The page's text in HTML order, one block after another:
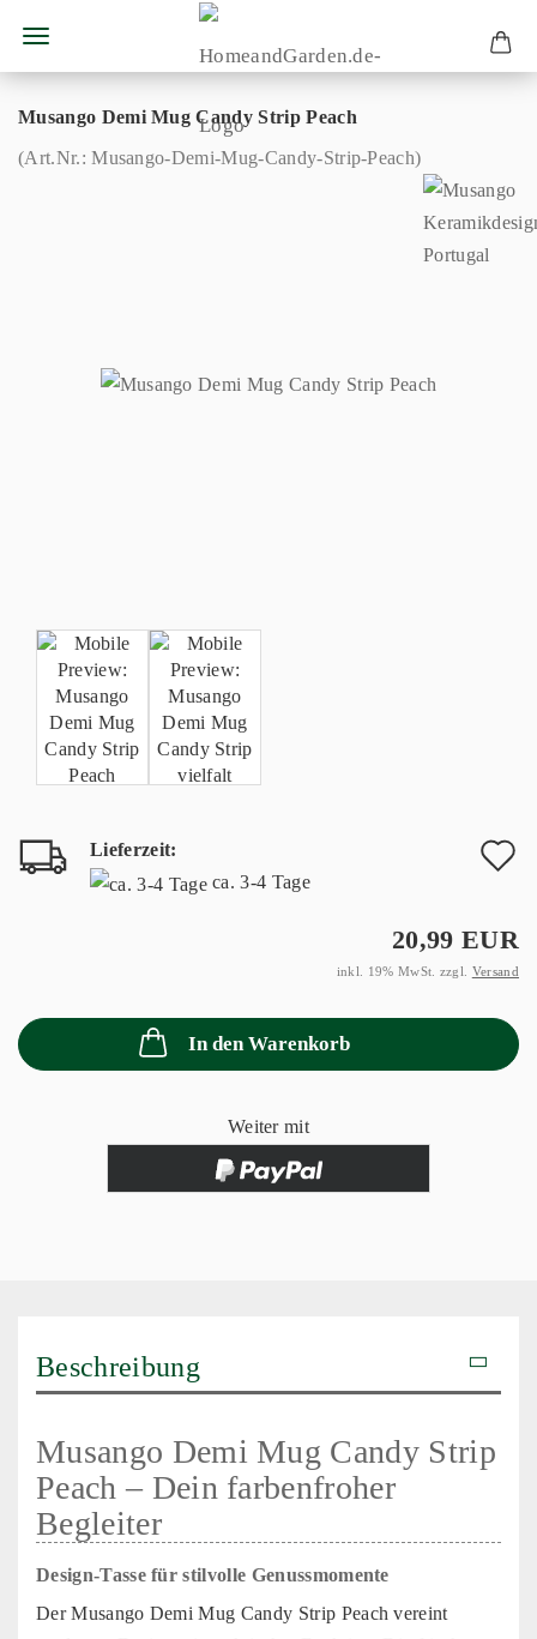
Musango Demi Mug Candy Strip Peach
(Art.Nr.:Musango-Demi-Mug-Candy-Strip-Peach)
Lieferzeit:
ca. 3-4 Tage
20,99 EUR
inkl. 19% MwSt. zzgl. Versand
In den Warenkorb
Weiter mit
Beschreibung
Musango Demi Mug Candy Strip
Peach – Dein farbenfroher
Begleiter
Design-Tasse für stilvolle Genussmomente
Der Musango Demi Mug Candy Strip Peach vereint